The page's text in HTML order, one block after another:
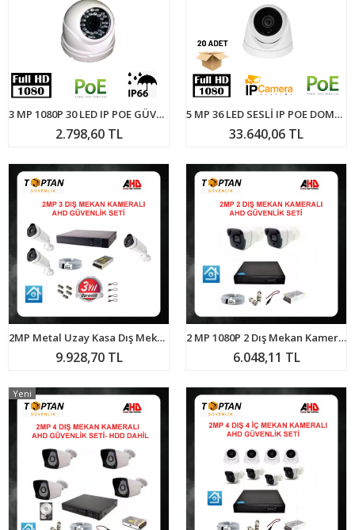
3 MP 1080P 30 LED IP POE GÜVENLİK KAMERASI ARNA-1033
2.798,60 TL
5 MP 36 LED SESLİ IP POE DOME GÜVENLİK KAMERASI ARNA-1336 20 ADET AVANTAJLI KOLİ
33.640,06 TL
2MP Metal Uzay Kasa Dış Mekan 3 Kameralı AHD Güvenlik Seti ARNA-7433
9.928,70 TL
2 MP 1080P 2 Dış Mekan Kameralı Ahd Güvenlik Seti ARNA-7142
6.048,11 TL
Yeni